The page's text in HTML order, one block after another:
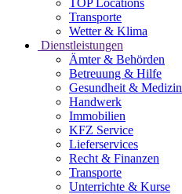
TOP Locations
Transporte
Wetter & Klima
Dienstleistungen
Ämter & Behörden
Betreuung & Hilfe
Gesundheit & Medizin
Handwerk
Immobilien
KFZ Service
Lieferservices
Recht & Finanzen
Transporte
Unterrichte & Kurse